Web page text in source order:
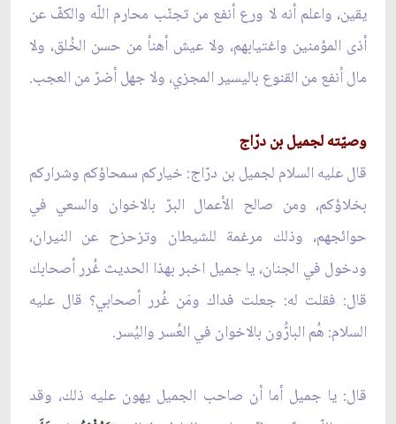
يقين، واعلم أنه لا ورع أنفع من تجنّب محارم اللّه والكفّ عن
أذى المؤمنين واغتيابهم، ولا عيش أهنأ من حسن الخُلق، ولا
مال أنفع من القنوع باليسير المجزي، ولا جهل أضرّ من العجب.
وصيّته لجميل بن درّاج
قال عليه السلام لجميل بن درّاج: خياركم سمحاؤكم وشراركم
بخلاؤكم، ومن صالح الأعمال البرّ بالاخوان والسعي في
حوائجهم، وذلك مرغمة للشيطان وتزحزح عن النيران،
ودخول في الجنان، يا جميل اخبر بهذا الحديث غُرر أصحابك
قال: فقلت له: جعلت فداك ومَن غُرر أصحابي؟ قال عليه
السلام: هُم البارُّون بالاخوان في العُسر واليُسر.
قال: يا جميل أما أن صاحب الجميل يهون عليه ذلك، وقد